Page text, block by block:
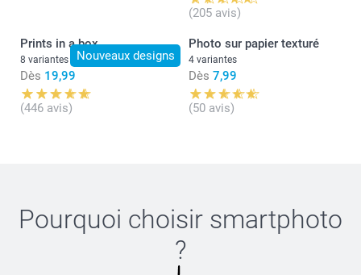
(205 avis)
Nouveaux designs
Prints in a box
8 variantes
Dès 19,99
(446 avis)
Photo sur papier texturé
4 variantes
Dès 7,99
(50 avis)
Pourquoi choisir smartphoto
?